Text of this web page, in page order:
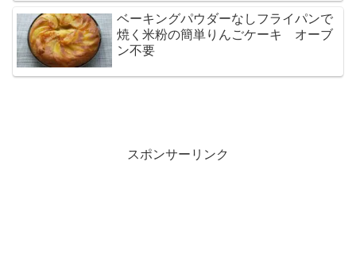
ベーキングパウダーなしフライパンで
焼く米粉の簡単りんごケーキ オーブ
ン不要
スポンサーリンク